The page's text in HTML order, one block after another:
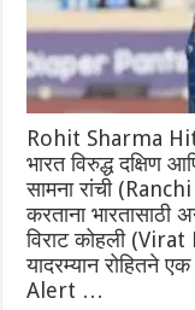
Rohit Sharma
भारत विरुद्ध दक्षिण
सामना रांची
करताना भारतासाठी
विराट कोहली (Virat
यादरम्यान रोहितने
Alert …